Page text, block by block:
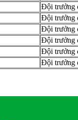
Đội trưởng
Đội trưởng
Đội trưởng
Đội trưởng
Đội trưởng
Đội trưởng